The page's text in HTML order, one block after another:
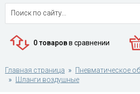
0 товаровв сравнении
Главная страница
Пневматическое
Шланги воздушные